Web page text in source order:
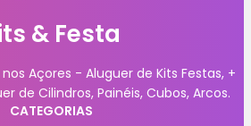
& Festa
Açores - Aluguer de Kits Festas, +
de Cilindros, Painéis, Cubos, Arcos.
CATEGORIAS